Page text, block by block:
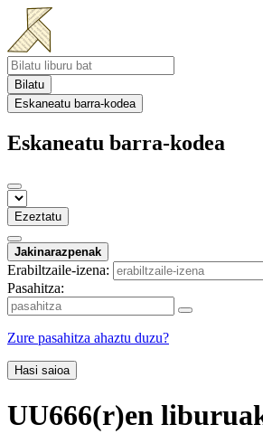
Bilatu
Eskaneatu barra-kodea
Eskaneatu barra-kodea
Ezeztatu
Jakinarazpenak
Erabiltzaile-izena:
Pasahitza:
Zure pasahitza ahaztu duzu?
Hasi saioa
UU666(r)en